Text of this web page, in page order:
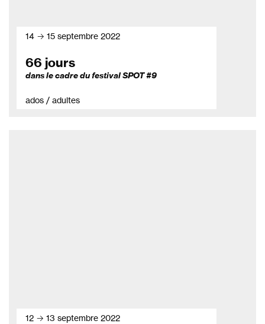
14 → 15 septembre 2022
66 jours
dans le cadre du festival SPOT #9
ados / adultes
12 → 13 septembre 2022